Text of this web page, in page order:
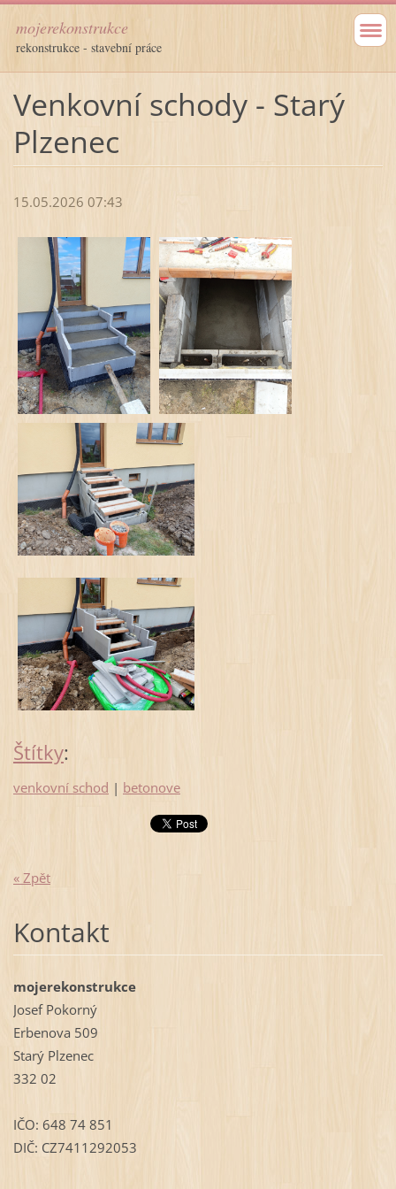
mojerekonstrukce
rekonstrukce - stavební práce
Venkovní schody - Starý
Plzenec
15.05.2026 07:43
Štítky:
venkovní schod | betonove
« Zpět
Kontakt
mojerekonstrukce
Josef Pokorný
Erbenova 509
Starý Plzenec
332 02
IČO: 648 74 851
DIČ: CZ7411292053